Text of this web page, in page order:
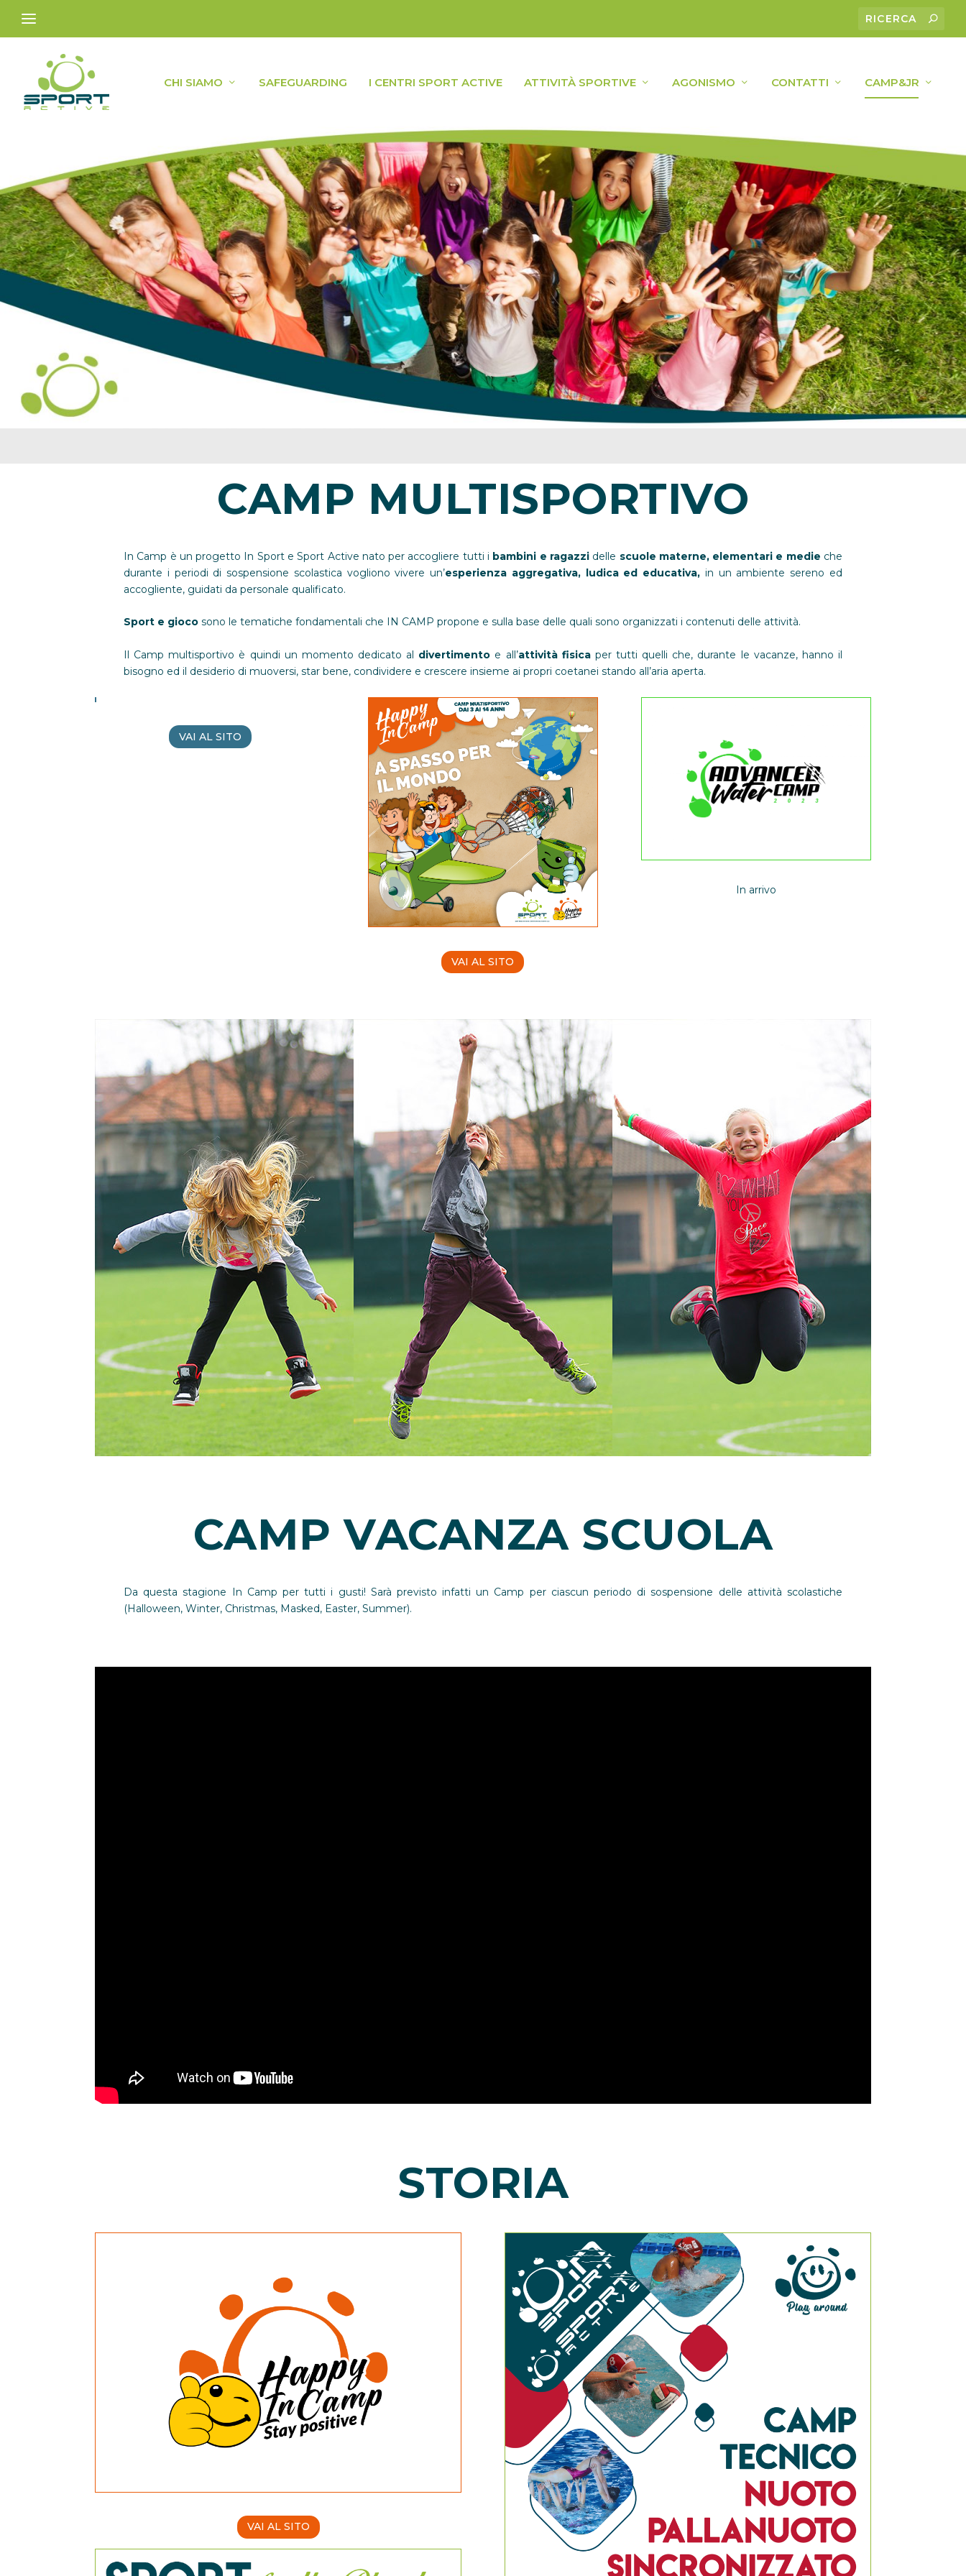
CHI SIAMO SAFEGUARDING I CENTRI SPORT ACTIVE ATTIVITÀ SPORTIVE AGONISMO CONTATTI CAMP&JR
CAMP MULTISPORTIVO
In Camp è un progetto In Sport e Sport Active nato per accogliere tutti i bambini e ragazzidelle scuole materne, elementari e medie che
durante i periodi di sospensione scolastica vogliono vivere un’esperienza aggregativa, ludica ed educativa, in un ambiente sereno ed
accogliente, guidati da personale qualificato.
Sport e gioco sono le tematiche fondamentali che IN CAMP propone e sulla base delle quali sono organizzati i contenuti delle attività.
Il Camp multisportivo è quindi un momento dedicato al divertimento e all’attività fisicaper tutti quelli che, durante le vacanze, hanno il
bisogno ed il desiderio di muoversi, star bene, condividere e crescere insieme ai propri coetanei stando all’aria aperta.
VAI AL SITO
VAI AL SITO
In arrivo
CAMP VACANZA SCUOLA
Da questa stagione In Camp per tutti i gusti! Sarà previsto infatti un Camp per ciascun periodo di sospensione delle attività scolastiche
(Halloween, Winter, Christmas, Masked, Easter, Summer).
STORIA
VAI AL SITO